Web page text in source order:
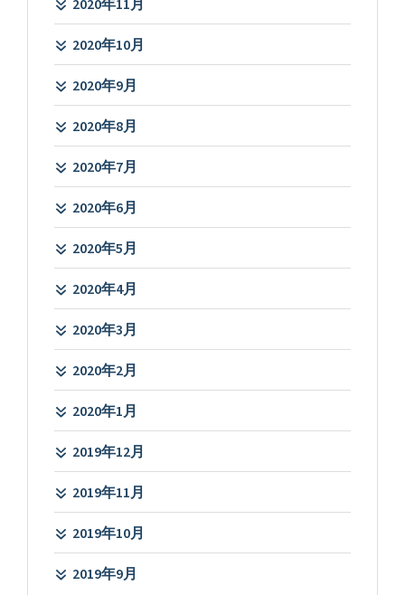
2020年10月
2020年9月
2020年8月
2020年7月
2020年6月
2020年5月
2020年4月
2020年3月
2020年2月
2020年1月
2019年12月
2019年11月
2019年10月
2019年9月